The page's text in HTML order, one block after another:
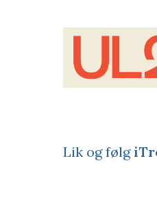
Lik og følg